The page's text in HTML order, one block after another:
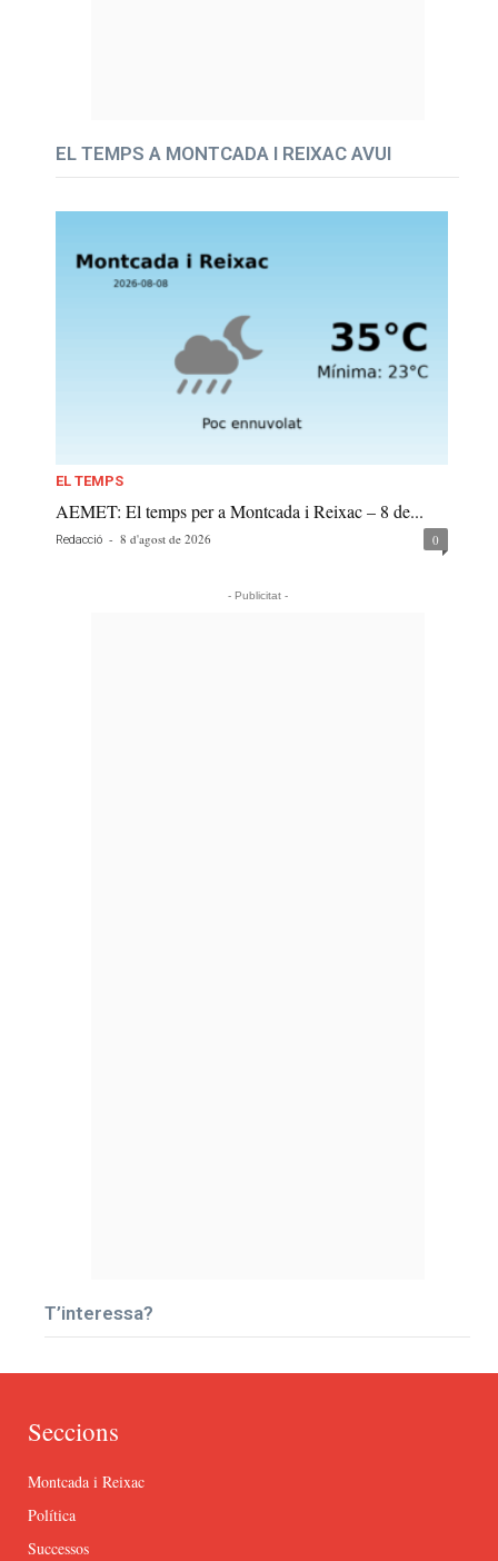
EL TEMPS A MONTCADA I REIXAC AVUI
EL TEMPS
AEMET: El temps per a Montcada i Reixac – 8 de...
Redacció - 8 d'agost de 2026 0
- Publicitat -
T’interessa?
Seccions
Montcada i Reixac
Política
Successos